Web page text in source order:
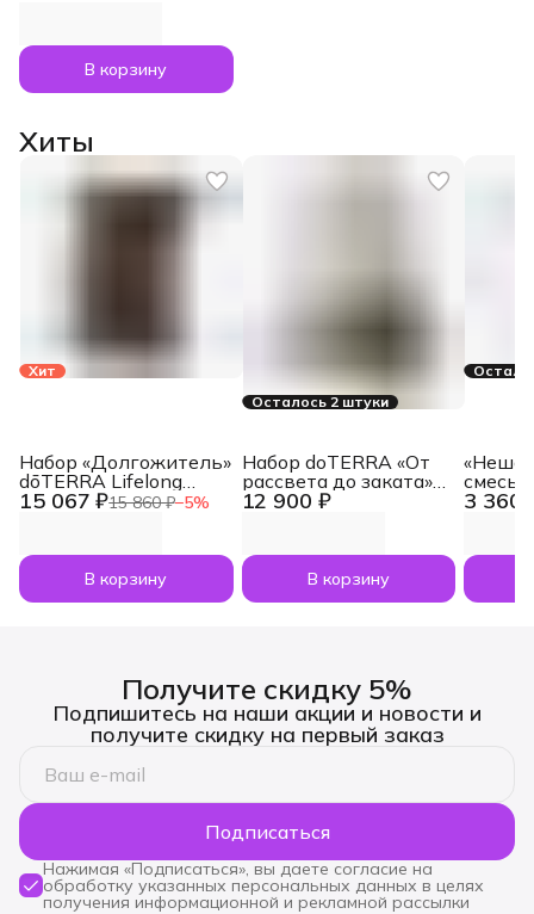
В корзину
Хиты
Хит
15 067 ₽15 860 ₽−5%
Набор «Долгожитель»
dōTERRA Lifelong
Vitality Pack, 3x120
В корзину
Осталось 2 штуки
12 900 ₽
Набор doTERRA «От
рассвета до заката»
увлажнитель воздуха
по 5 мл
В корзину
3 360
смесь
Получите скидку 5%
Подпишитесь на наши акции и новости и
получите скидку на первый заказ
Подписаться
Нажимая «Подписаться», вы даете согласие на
обработку указанных персональных данных в целях
получения информационной и рекламной рассылки